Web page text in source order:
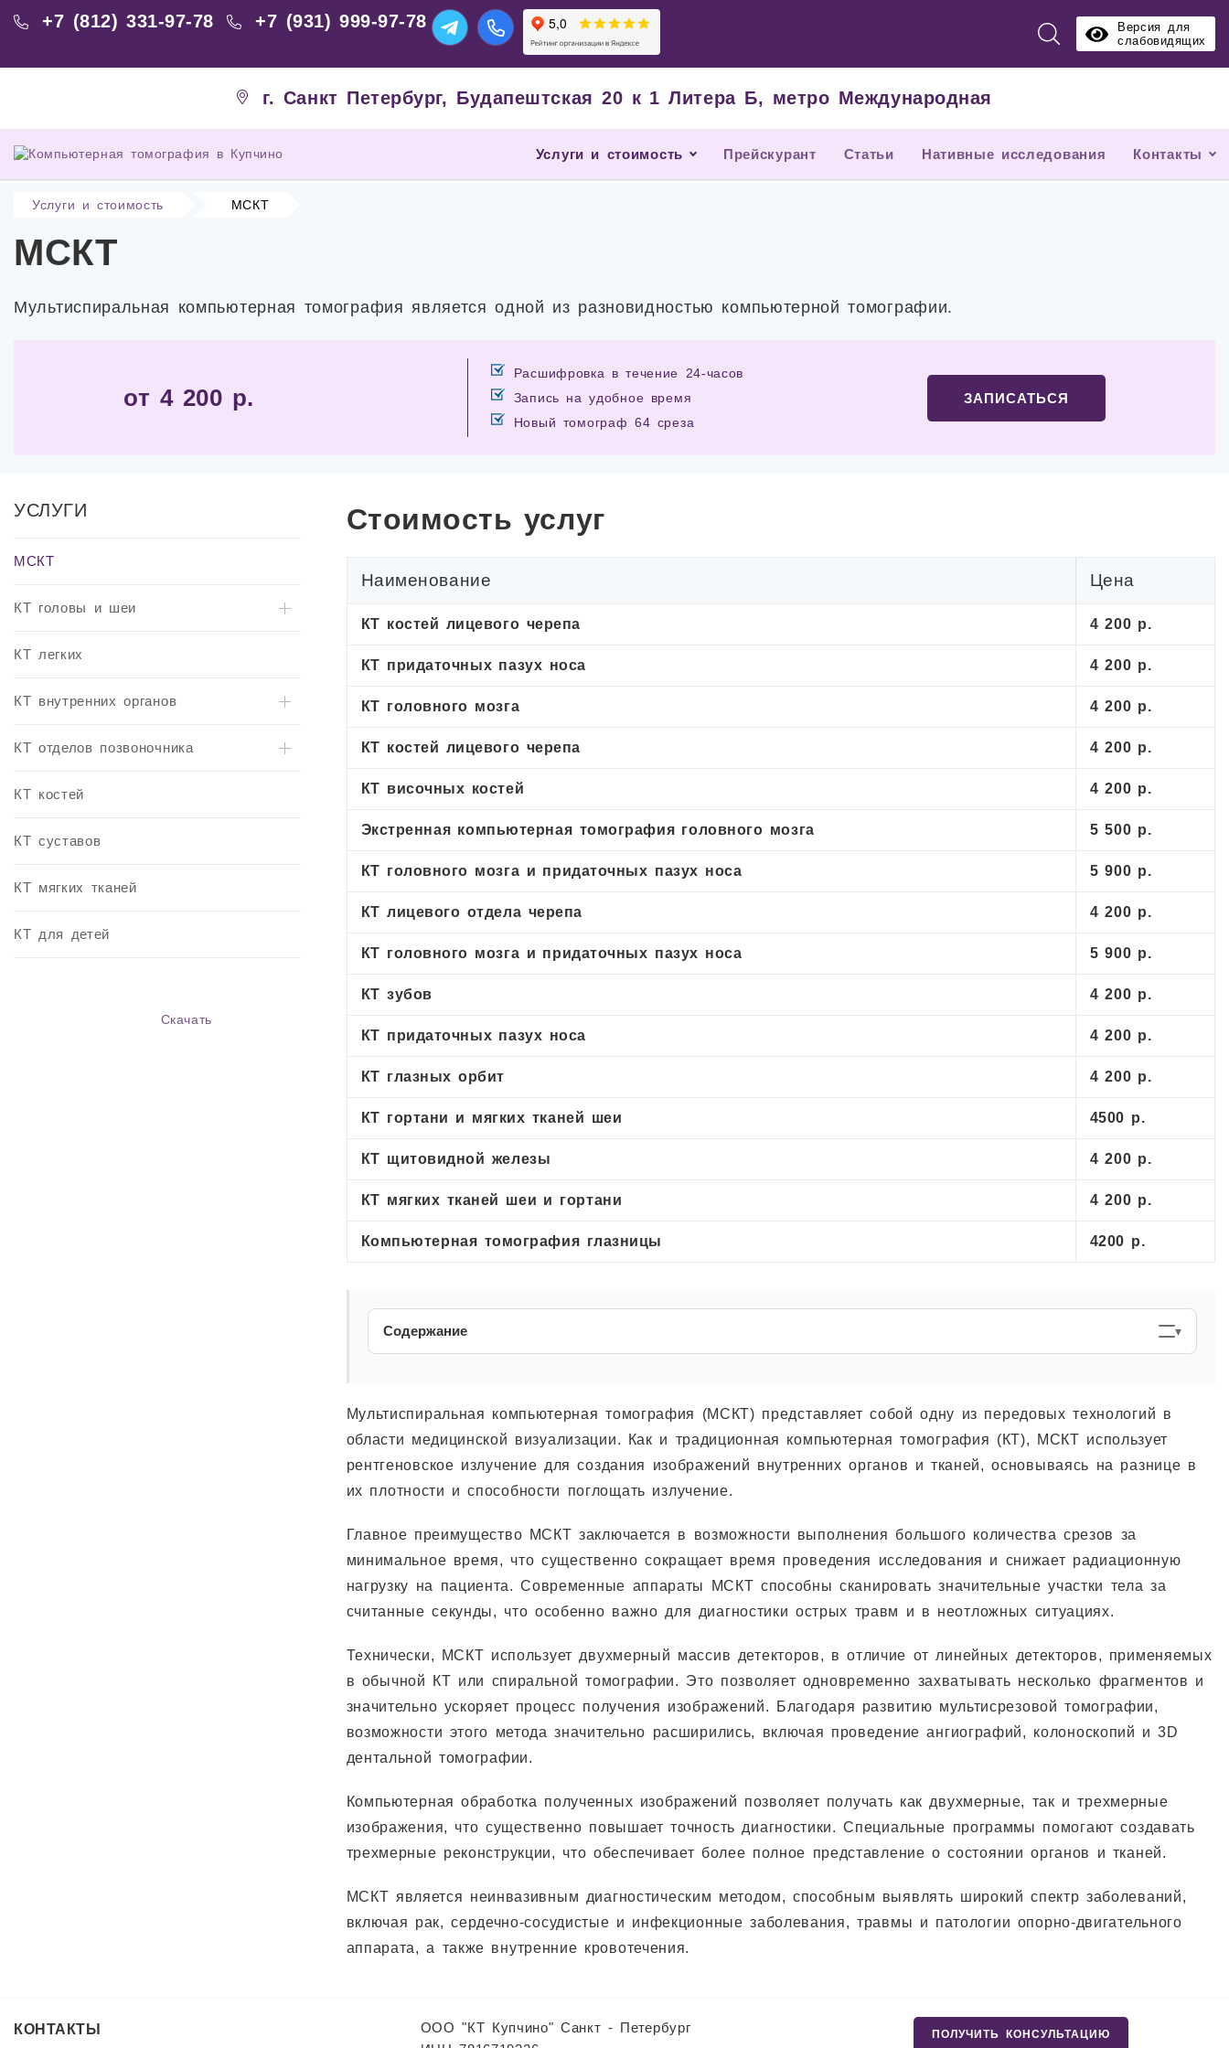
+7 (812) 331-97-78 +7 (931) 999-97-78
Версия для
слабовидящих
г. Санкт Петербург, Будапештская 20 к 1 Литера Б, метро Международная
Услуги и стоимость Прейскурант Статьи Нативные исследования Контакты
Услуги и стоимость МСКТ
МСКТ
Мультиспиральная компьютерная томография является одной из разновидностью компьютерной томографии.
от 4 200 р.
Расшифровка в течение 24-часов
Запись на удобное время
Новый томограф 64 среза
ЗАПИСАТЬСЯ
УСЛУГИ
МСКТ
КТ головы и шеи
КТ легких
КТ внутренних органов
КТ отделов позвоночника
КТ костей
КТ суставов
КТ мягких тканей
КТ для детей
Скачать
Стоимость услуг
Наименование Цена
КТ костей лицевого черепа 4 200 р.
КТ придаточных пазух носа 4 200 р.
КТ головного мозга 4 200 р.
КТ костей лицевого черепа 4 200 р.
КТ височных костей 4 200 р.
Экстренная компьютерная томография головного мозга 5 500 р.
КТ головного мозга и придаточных пазух носа 5 900 р.
КТ лицевого отдела черепа 4 200 р.
КТ головного мозга и придаточных пазух носа 5 900 р.
КТ зубов 4 200 р.
КТ придаточных пазух носа 4 200 р.
КТ глазных орбит 4 200 р.
КТ гортани и мягких тканей шеи 4500 р.
КТ щитовидной железы 4 200 р.
КТ мягких тканей шеи и гортани 4 200 р.
Компьютерная томография глазницы 4200 р.
Содержание
Мультиспиральная компьютерная томография (МСКТ) представляет собой одну из передовых технологий в
области медицинской визуализации. Как и традиционная компьютерная томография (КТ), МСКТ использует
рентгеновское излучение для создания изображений внутренних органов и тканей, основываясь на разнице в
их плотности и способности поглощать излучение.
Главное преимущество МСКТ заключается в возможности выполнения большого количества срезов за
минимальное время, что существенно сокращает время проведения исследования и снижает радиационную
нагрузку на пациента. Современные аппараты МСКТ способны сканировать значительные участки тела за
считанные секунды, что особенно важно для диагностики острых травм и в неотложных ситуациях.
Технически, МСКТ использует двухмерный массив детекторов, в отличие от линейных детекторов, применяемых
в обычной КТ или спиральной томографии. Это позволяет одновременно захватывать несколько фрагментов и
значительно ускоряет процесс получения изображений. Благодаря развитию мультисрезовой томографии,
возможности этого метода значительно расширились, включая проведение ангиографий, колоноскопий и 3D
дентальной томографии.
Компьютерная обработка полученных изображений позволяет получать как двухмерные, так и трехмерные
изображения, что существенно повышает точность диагностики. Специальные программы помогают создавать
трехмерные реконструкции, что обеспечивает более полное представление о состоянии органов и тканей.
МСКТ является неинвазивным диагностическим методом, способным выявлять широкий спектр заболеваний,
включая рак, сердечно-сосудистые и инфекционные заболевания, травмы и патологии опорно-двигательного
аппарата, а также внутренние кровотечения.
КОНТАКТЫ
ООО "КТ Купчино" Санкт - Петербург
ПОЛУЧИТЬ КОНСУЛЬТАЦИЮ